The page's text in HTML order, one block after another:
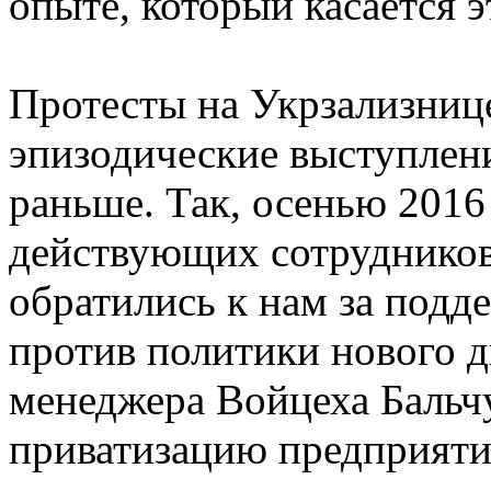
Протесты на
эпизодические
раньше. Так, осенью
действующих
обратились к нам за
против политики нового
менеджера Войцеха
приватизацию